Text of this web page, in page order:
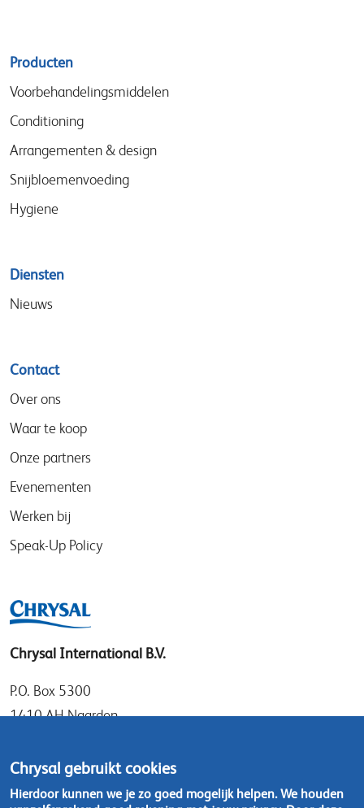
Sitemap
menu
Producten
Voorbehandelingsmiddelen
Conditioning
Arrangementen & design
Snijbloemenvoeding
Hygiene
Diensten
Nieuws
Contact
Over ons
Waar te koop
Onze partners
Evenementen
Werken bij
Speak-Up Policy
Chrysal International B.V.
P.O. Box 5300
1410 AH Naarden
1411 DD Naarden
Nederland
Chrysal gebruikt cookies
Hierdoor kunnen we je zo goed mogelijk helpen. We houden